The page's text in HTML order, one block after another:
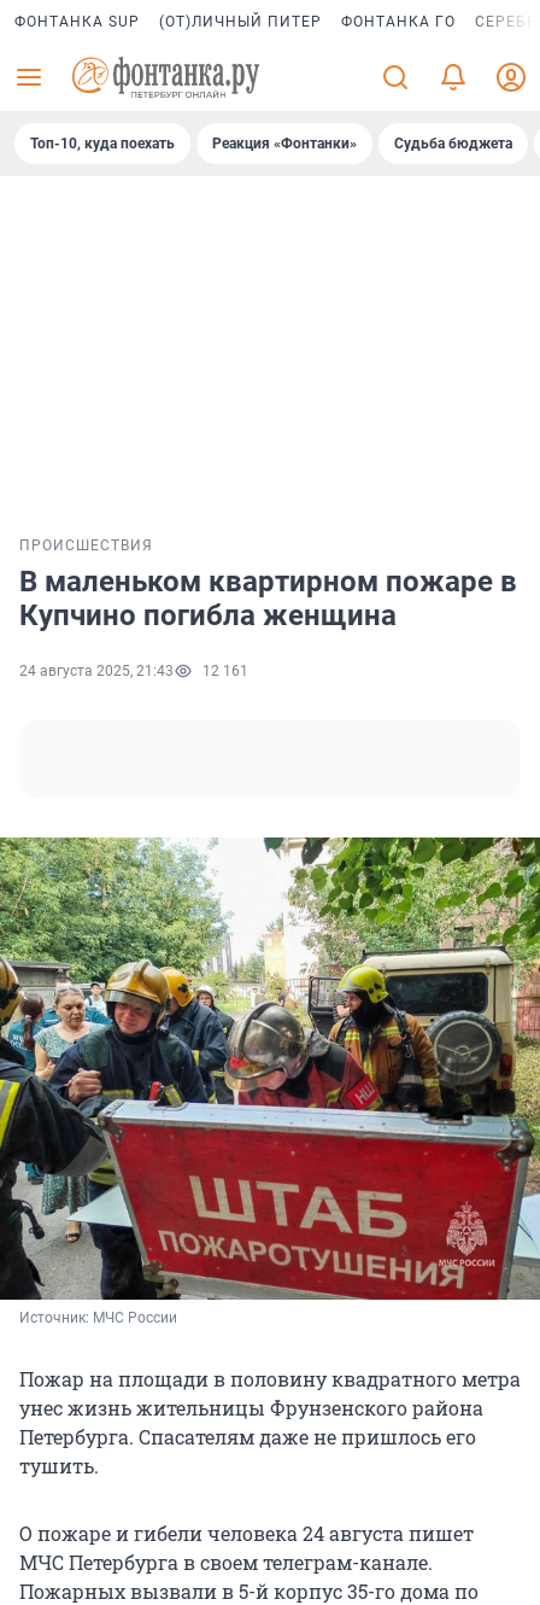
ФОНТАНКА SUP (ОТ)ЛИЧНЫЙ ПИТЕР ФОНТАНКА ГО
Топ-10, куда поехать Реакция «Фонтанки» Судьба бюджета
ПРОИСШЕСТВИЯ
В маленьком квартирном пожаре в
Купчино погибла женщина
24 августа 2025, 21:43 12 161
Источник: МЧС России
Пожар на площади в половину квадратного метра
унес жизнь жительницы Фрунзенского района
Петербурга. Спасателям даже не пришлось его
тушить.
О пожаре и гибели человека 24 августа пишет
МЧС Петербурга в своем телеграм-канале.
Пожарных вызвали в 5-й корпус 35-го дома по